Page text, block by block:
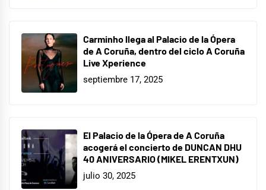
Carminho llega al Palacio de la Ópera
de A Coruña, dentro del ciclo A Coruña
Live Xperience
septiembre 17, 2025
El Palacio de la Ópera de A Coruña
acogerá el concierto de DUNCAN DHU
40 ANIVERSARIO (MIKEL ERENTXUN)
julio 30, 2025